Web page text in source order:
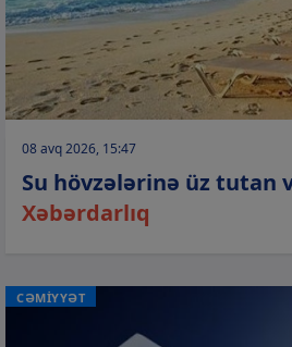
08 avq 2026, 15:47
Su hövzələrinə üz tutan
Xəbərdarlıq
CƏMİYYƏT